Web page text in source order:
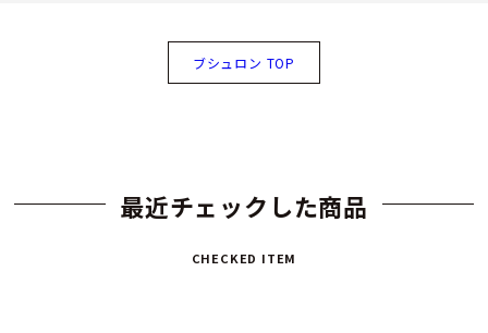
ブシュロン TOP
最近チェックした商品
CHECKED ITEM